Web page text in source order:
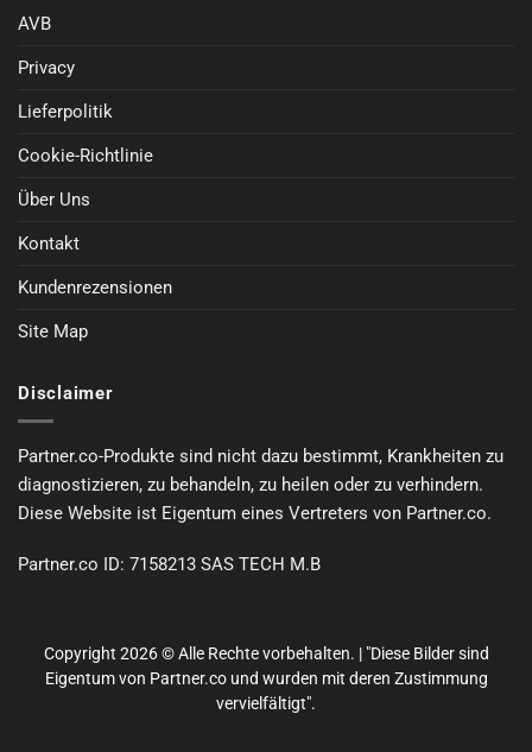
AVB
Privacy
Lieferpolitik
Cookie-Richtlinie
Über Uns
Kontakt
Kundenrezensionen
Site Map
Disclaimer
Partner.co-Produkte sind nicht dazu bestimmt, Krankheiten zu
diagnostizieren, zu behandeln, zu heilen oder zu verhindern.
Diese Website ist Eigentum eines Vertreters von Partner.co.
Partner.co ID: 7158213 SAS TECH M.B
Copyright 2026 © Alle Rechte vorbehalten. | "Diese Bilder sind
Eigentum von Partner.co und wurden mit deren Zustimmung
vervielfältigt".